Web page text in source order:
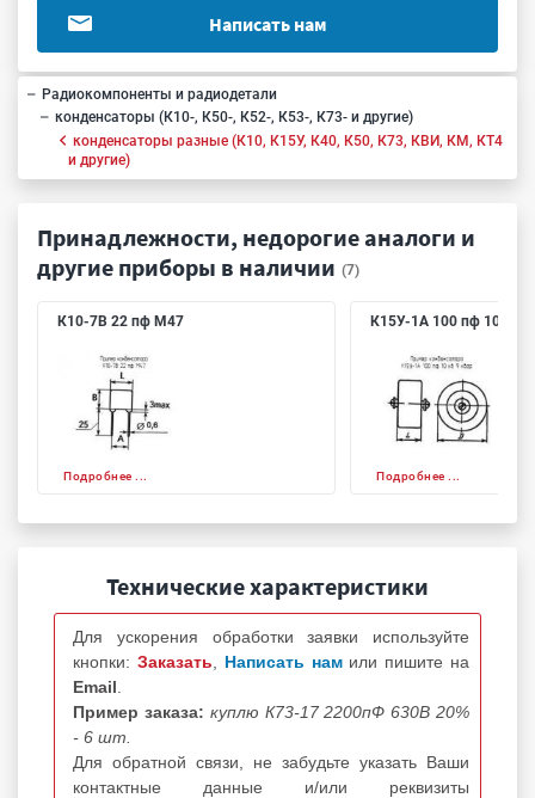
Написать нам
Радиокомпоненты и радиодетали
конденсаторы (К10-, К50-, К52-, К53-, К73- и другие)
конденсаторы разные (К10, К15У, К40, К50, К73, КВИ, КМ, КТ4
и другие)
Принадлежности, недорогие аналоги и
другие приборы в наличии (7)
К10-7В 22 пф М47
Подробнее ...
К15У-1А 100 пф 10 кв 9
Подробнее ...
Технические характеристики
Для ускорения обработки заявки используйте
кнопки: Заказать Написать нам или пишите на
Email
Пример заказа: куплю К73-17 2200пФ 630В 20%
- 6 шт.
Для обратной связи, не забудьте указать Ваши
контактные данные и/или реквизиты